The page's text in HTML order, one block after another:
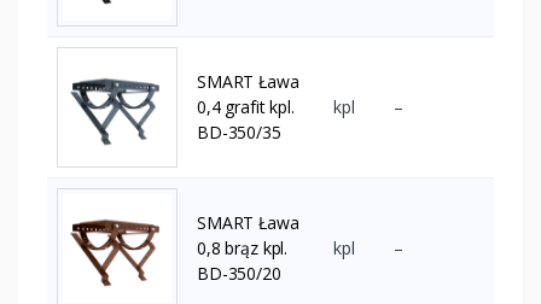
SMART Ława
0,4 grafit kpl.
BD-350/35
kpl –
SMART Ława
0,8 brąz kpl.
BD-350/20
kpl –